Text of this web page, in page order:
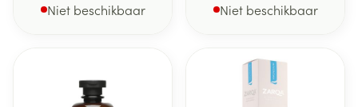
Niet beschikbaar Niet beschikbaar